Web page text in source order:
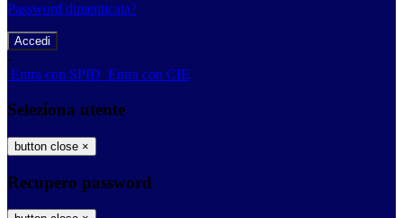
Password dimenticata?
-
Entra con SPID Entra con CIE
Seleziona utente
button close ×
Recupero password